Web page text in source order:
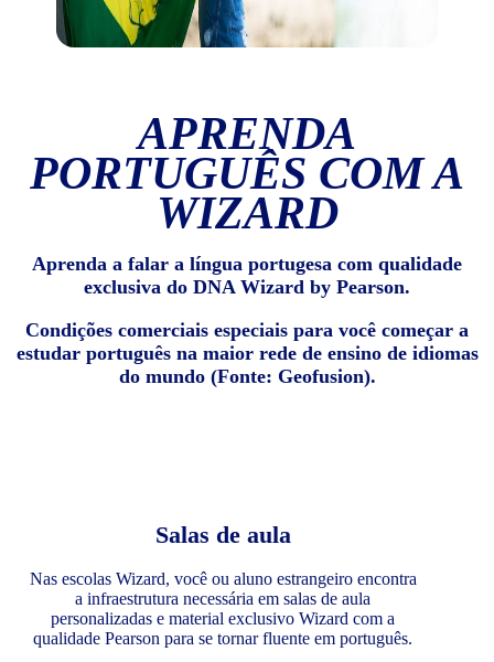
APRENDA
PORTUGUÊS COM A
WIZARD
Aprenda a falar a língua portugesa com qualidade
exclusiva do DNA Wizard by Pearson.
Condições comerciais especiais para você começar a
estudar português na maior rede de ensino de idiomas
do mundo (Fonte: Geofusion).
Salas de aula
Nas escolas Wizard, você ou aluno estrangeiro encontra
a infraestrutura necessária em salas de aula
personalizadas e material exclusivo Wizard com a
qualidade Pearson para se tornar fluente em português.